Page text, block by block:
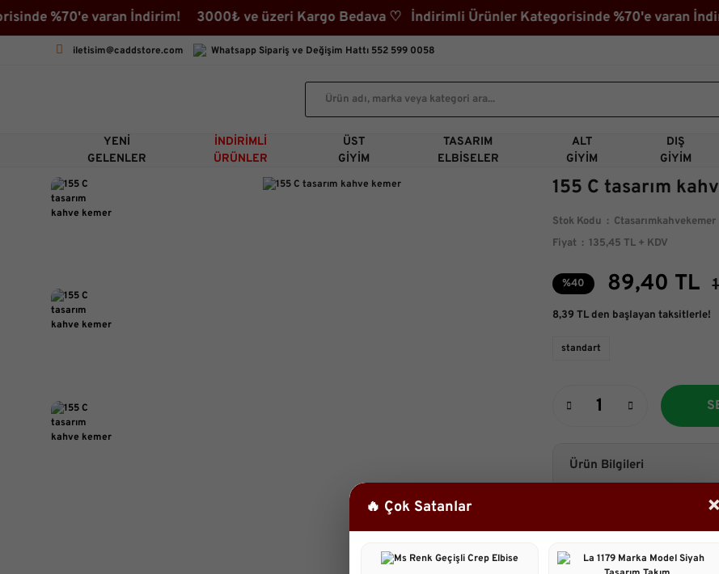
%70'e varan İndirim! 3000₺ ve üzeri Kargo Bedava ♡ İndirimli Ürünler Kategorisinde %70'e varan
iletisim@caddstore.com Whatsapp Sipariş ve Değişim Hattı 552 599 0058
YENI
GELENLER
İNDIRIMLI
ÜRÜNLER
ÜST
GIYIM
TASARIM
ELBISELER
ALT
GIYIM
DIŞ
GIYIM
🔥 Çok Satanlar ×
155 C tasarım
Stok Kodu
Ctasarımkahvekemer
Fiyat
135,45 TL + KDV
%40 89,40 TL
8,39 TL den başlayan taksitlerle!
standart
Ürün Bilgileri